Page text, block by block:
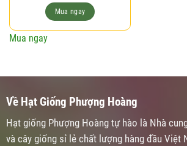
là:
150.000₫.
Mua ngay
Mua ngay
Về Hạt Giống Phượng Hoàng
Hạt giống Phượng Hoàng tự hào là Nhà
và cây giống sỉ lẻ chất lượng hàng đầu Việt